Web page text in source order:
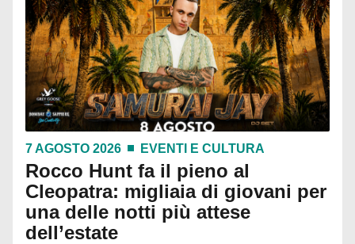
7 AGOSTO 2026 EVENTI E CULTURA
Rocco Hunt fa il pieno al
Cleopatra: migliaia di giovani per
una delle notti più attese
dell’estate